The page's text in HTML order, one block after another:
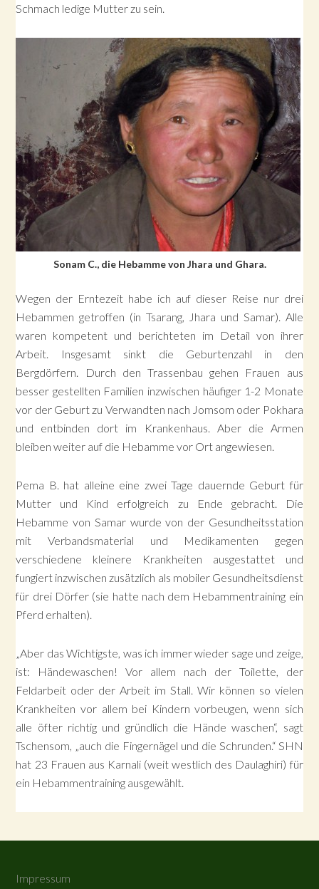
Schmach ledige Mutter zu sein.
Sonam C., die Hebamme von Jhara und Ghara.
Wegen der Erntezeit habe ich auf dieser Reise nur drei
Hebammen getroffen (in Tsarang, Jhara und Samar). Alle
waren kompetent und berichteten im Detail von ihrer
Arbeit. Insgesamt sinkt die Geburtenzahl in den
Bergdörfern. Durch den Trassenbau gehen Frauen aus
besser gestellten Familien inzwischen häufiger 1-2 Monate
vor der Geburt zu Verwandten nach Jomsom oder Pokhara
und entbinden dort im Krankenhaus. Aber die Armen
bleiben weiter auf die Hebamme vor Ort angewiesen.
Pema B. hat alleine eine zwei Tage dauernde Geburt für
Mutter und Kind erfolgreich zu Ende gebracht. Die
Hebamme von Samar wurde von der Gesundheitsstation
mit Verbandsmaterial und Medikamenten gegen
verschiedene kleinere Krankheiten ausgestattet und
fungiert inzwischen zusätzlich als mobiler Gesundheitsdienst
für drei Dörfer (sie hatte nach dem Hebammentraining ein
Pferd erhalten).
„Aber das Wichtigste, was ich immer wieder sage und zeige,
ist: Händewaschen! Vor allem nach der Toilette, der
Feldarbeit oder der Arbeit im Stall. Wir können so vielen
Krankheiten vor allem bei Kindern vorbeugen, wenn sich
alle öfter richtig und gründlich die Hände waschen“, sagt
Tschensom, „auch die Fingernägel und die Schrunden.“ SHN
hat 23 Frauen aus Karnali (weit westlich des Daulaghiri) für
ein Hebammentraining ausgewählt.
Impressum